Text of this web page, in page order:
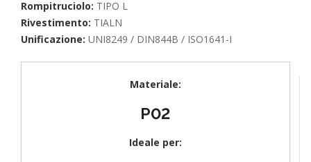
Rompitruciolo: TIPO L
Rivestimento: TIALN
Unificazione: UNI8249 / DIN844B / ISO1641-I
Materiale:
P02
Ideale per: